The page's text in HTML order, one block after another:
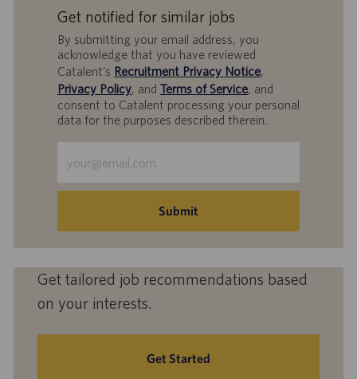
Get notified for similar jobs
By submitting your email address, you
acknowledge that you have reviewed
Catalent’s Recruitment Privacy Notice,
Privacy Policy, and Terms of Service, and
consent to Catalent processing your personal
data for the purposes described therein.
Email
address
Submit
Get tailored job recommendations based
on your interests.
Get Started